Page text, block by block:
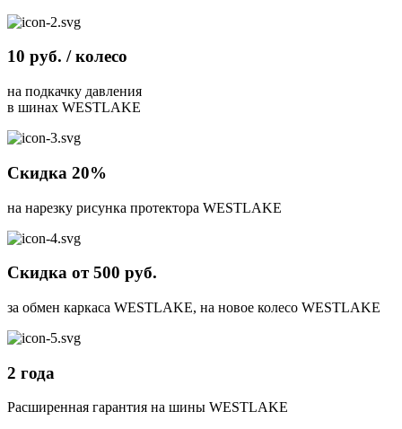
10 руб. / колесо
на подкачку давления
в шинах WESTLAKE
Скидка 20%
на нарезку рисунка протектора WESTLAKE
Скидка от 500 руб.
за обмен каркаса WESTLAKE, на новое колесо WESTLAKE
2 года
Расширенная гарантия на шины WESTLAKE